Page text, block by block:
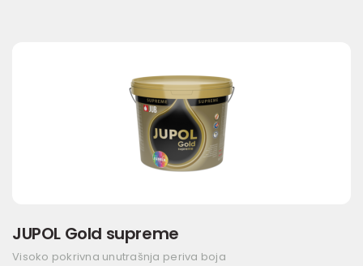
JUPOL Gold supreme
Visoko pokrivna unutrašnja periva boja